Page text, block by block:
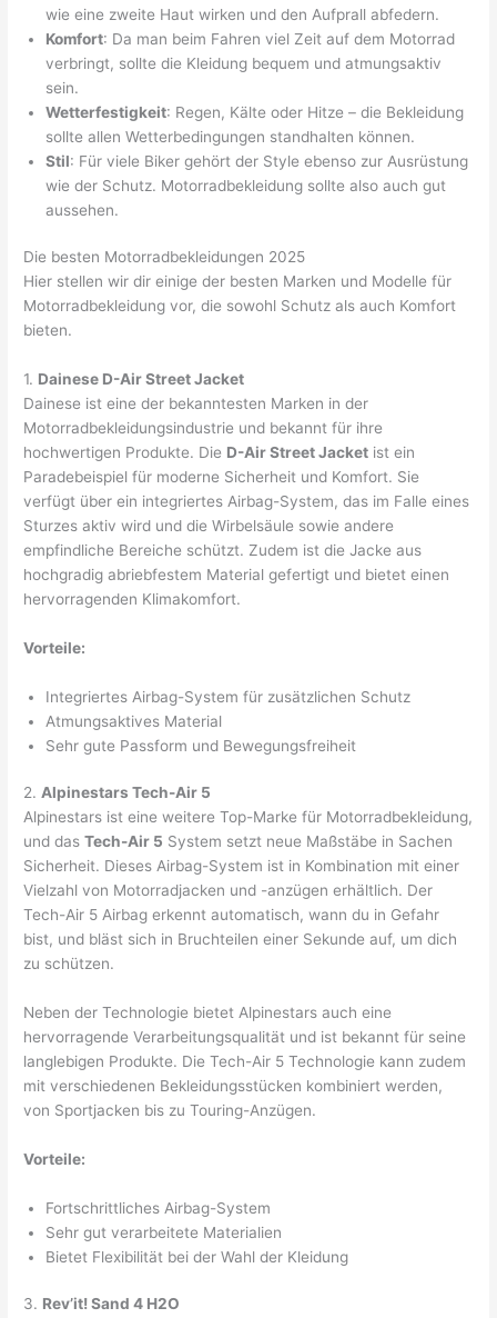
wie eine zweite Haut wirken und den Aufprall abfedern.
Komfort: Da man beim Fahren viel Zeit auf dem Motorrad
verbringt, sollte die Kleidung bequem und atmungsaktiv
sein.
Wetterfestigkeit: Regen, Kälte oder Hitze – die Bekleidung
sollte allen Wetterbedingungen standhalten können.
Stil: Für viele Biker gehört der Style ebenso zur Ausrüstung
wie der Schutz. Motorradbekleidung sollte also auch gut
aussehen.
Die besten Motorradbekleidungen 2025
Hier stellen wir dir einige der besten Marken und Modelle für
Motorradbekleidung vor, die sowohl Schutz als auch Komfort
bieten.
1. Dainese D-Air Street Jacket
Dainese ist eine der bekanntesten Marken in der
Motorradbekleidungsindustrie und bekannt für ihre
hochwertigen Produkte. Die D-Air Street Jacket ist ein
Paradebeispiel für moderne Sicherheit und Komfort. Sie
verfügt über ein integriertes Airbag-System, das im Falle eines
Sturzes aktiv wird und die Wirbelsäule sowie andere
empfindliche Bereiche schützt. Zudem ist die Jacke aus
hochgradig abriebfestem Material gefertigt und bietet einen
hervorragenden Klimakomfort.
Vorteile:
Integriertes Airbag-System für zusätzlichen Schutz
Atmungsaktives Material
Sehr gute Passform und Bewegungsfreiheit
2.Alpinestars Tech-Air 5
Alpinestars ist eine weitere Top-Marke für Motorradbekleidung,
und dasTech-Air 5 System setzt neue Maßstäbe in Sachen
Sicherheit. Dieses Airbag-System ist in Kombination mit einer
Vielzahl von Motorradjacken und -anzügen erhältlich. Der
Tech-Air 5 Airbag erkennt automatisch, wann du in Gefahr
bist, und bläst sich in Bruchteilen einer Sekunde auf, um dich
zu schützen.
Neben der Technologie bietet Alpinestars auch eine
hervorragende Verarbeitungsqualität und ist bekannt für seine
langlebigen Produkte. Die Tech-Air 5 Technologie kann zudem
mit verschiedenen Bekleidungsstücken kombiniert werden,
von Sportjacken bis zu Touring-Anzügen.
Vorteile:
Fortschrittliches Airbag-System
Sehr gut verarbeitete Materialien
Bietet Flexibilität bei der Wahl der Kleidung
3. Rev’it! Sand 4 H2O